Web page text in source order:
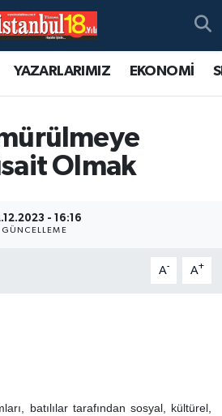
YAZARLARIMIZ EKONOMİ
Olmak
- 16:16
GÜNCELLEME
A- A+
batılılar tarafından sosyal, kültürel,